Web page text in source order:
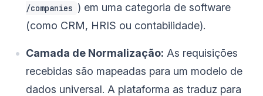
/companies ) em uma categoria de software
(como CRM, HRIS ou contabilidade).
Camada de Normalização: As requisições
recebidas são mapeadas para um modelo de
dados universal. A plataforma as traduz para